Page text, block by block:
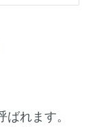
れます。